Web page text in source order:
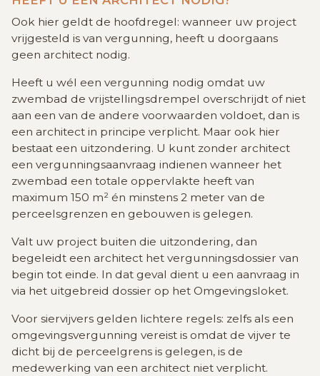
Ook hier geldt de hoofdregel: wanneer uw project
vrijgesteld is van vergunning, heeft u doorgaans
geen architect nodig.
Heeft u wél een vergunning nodig omdat uw
zwembad de vrijstellingsdrempel overschrijdt of niet
aan een van de andere voorwaarden voldoet, dan is
een architect in principe verplicht. Maar ook hier
bestaat een uitzondering. U kunt zonder architect
een vergunningsaanvraag indienen wanneer het
zwembad een totale oppervlakte heeft van
maximum 150 m² én minstens 2 meter van de
perceelsgrenzen en gebouwen is gelegen.
Valt uw project buiten die uitzondering, dan
begeleidt een architect het vergunningsdossier van
begin tot einde. In dat geval dient u een aanvraag in
via het uitgebreid dossier op het Omgevingsloket.
Voor siervijvers gelden lichtere regels: zelfs als een
omgevingsvergunning vereist is omdat de vijver te
dicht bij de perceelgrens is gelegen, is de
medewerking van een architect niet verplicht.